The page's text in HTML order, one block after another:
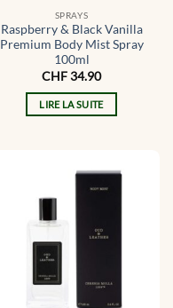
SPRAYS
Raspberry & Black Vanilla
Premium Body Mist Spray
100ml
CHF34.90
LIRE LA SUITE